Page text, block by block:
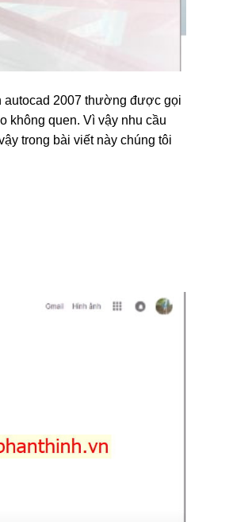
2007 thường được gọi
không quen. Vì vậy nhu cầu
trong bài viết này chúng tôi